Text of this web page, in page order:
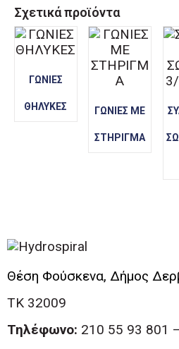
Σχετικά προϊόντα
ΓΩΝΙΕΣ
ΘΗΛΥΚΕΣ ΓΩΝΙΕΣ ΜΕ
ΣΤΗΡΙΓΜΑ
Θέση Φούσκενα, Δήμος
ΤΚ 32009
Τηλέφωνο: 210 55 93 801